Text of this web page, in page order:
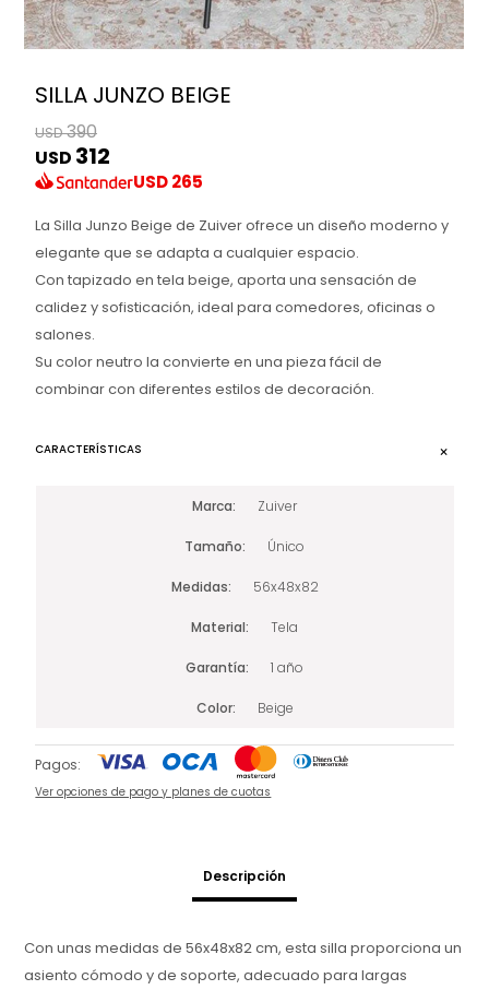
SILLA JUNZO BEIGE
USD390
USD 312
USD265
La Silla Junzo Beige de Zuiver ofrece un diseño moderno y
elegante que se adapta a cualquier espacio.
Con tapizado en tela beige, aporta una sensación de
calidez y sofisticación, ideal para comedores, oficinas o
salones.
Su color neutro la convierte en una pieza fácil de
combinar con diferentes estilos de decoración.
CARACTERÍSTICAS
Marca Zuiver
Tamaño Único
Medidas 56x48x82
Material Tela
Garantía 1 año
Color Beige
Pagos:
Ver opciones de pago y planes de cuotas
Descripción
Con unas medidas de 56x48x82 cm, esta silla proporciona un
asiento cómodo y de soporte, adecuado para largas